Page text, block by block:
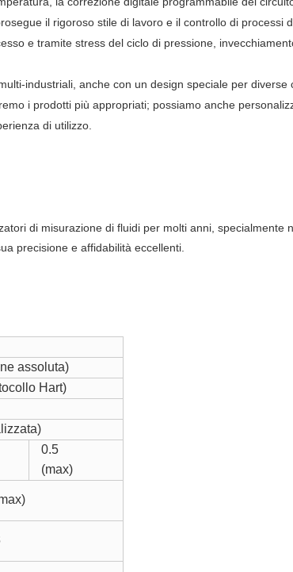
il rigoroso stile di lavoro e il controllo di processi
e tramite stress del ciclo di pressione,
industriali, anche con un design speciale per diverse
i prodotti più appropriati; possiamo anche
di utilizzo.
di misurazione di fluidi per molti anni, specialmente
precisione e affidabilità eccellenti.
assoluta)
Hart)
0.5
(max)